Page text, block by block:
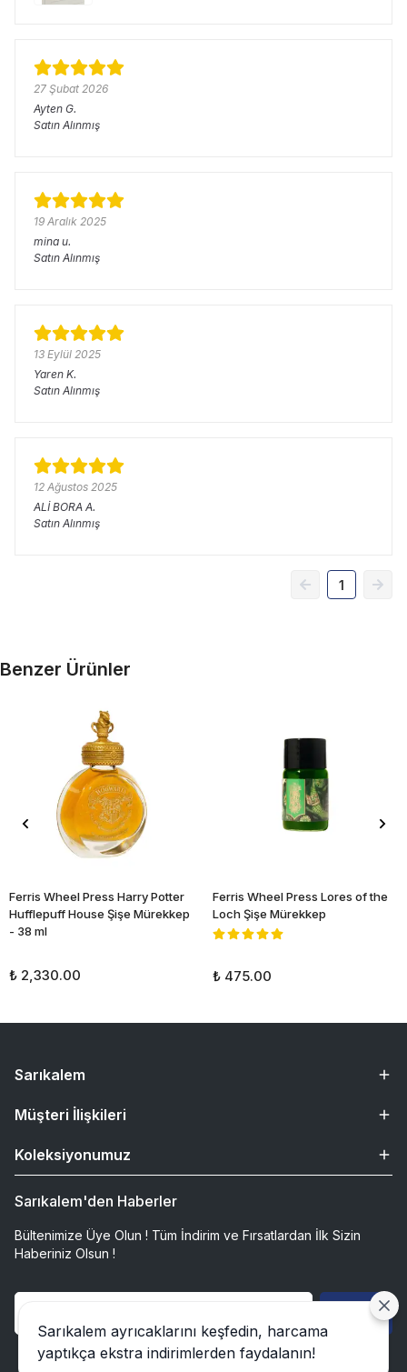
27 Şubat 2026
Ayten G.
Satın Alınmış
19 Aralık 2025
mina u.
Satın Alınmış
13 Eylül 2025
Yaren K.
Satın Alınmış
12 Ağustos 2025
ALİ BORA A.
Satın Alınmış
1
Benzer Ürünler
Ferris Wheel Press Harry Potter
Hufflepuff House Şişe Mürekkep
- 38 ml
₺ 2,330.00
Ferris Wheel Press Lores of the
Loch Şişe Mürekkep
₺ 475.00
Sarıkalem
Müşteri İlişkileri
Koleksiyonumuz
Sarıkalem'den Haberler
Bültenimize Üye Olun ! Tüm İndirim ve Fırsatlardan İlk Sizin
Haberiniz Olsun !
Gönder
Sarıkalem ayrıcaklarını keşfedin, harcama
yaptıkça ekstra indirimlerden faydalanın!